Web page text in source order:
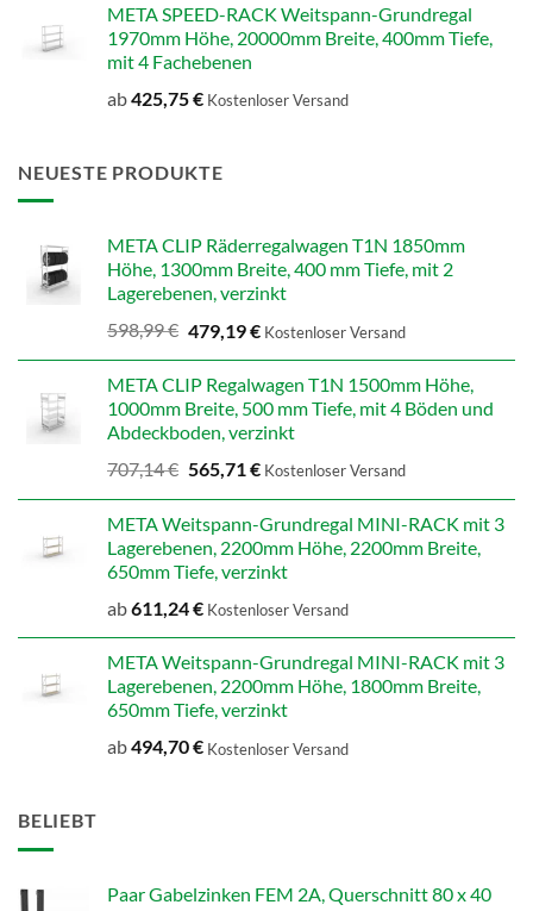
META SPEED-RACK Weitspann-Grundregal
1970mm Höhe, 20000mm Breite, 400mm Tiefe,
mit 4 Fachebenen
ab425,75€ Kostenloser Versand
NEUESTE PRODUKTE
META CLIP Räderregalwagen T1N 1850mm
Höhe, 1300mm Breite, 400 mm Tiefe, mit 2
Lagerebenen, verzinkt
598,99€ Ursprünglicher
Preis
598,99 €
479,19€Aktueller
479,19 €.
Kostenloser Versand
META CLIP Regalwagen T1N 1500mm Höhe,
1000mm Breite, 500 mm Tiefe, mit 4 Böden und
Abdeckboden, verzinkt
707,14€ Ursprünglicher
Preis
707,14 €
565,71€Aktueller
565,71 €.
Kostenloser Versand
META Weitspann-Grundregal MINI-RACK mit 3
Lagerebenen, 2200mm Höhe, 2200mm Breite,
650mm Tiefe, verzinkt
ab611,24€ Kostenloser Versand
META Weitspann-Grundregal MINI-RACK mit 3
Lagerebenen, 2200mm Höhe, 1800mm Breite,
650mm Tiefe, verzinkt
ab494,70€ Kostenloser Versand
BELIEBT
Paar Gabelzinken FEM 2A, Querschnitt 80 x 40